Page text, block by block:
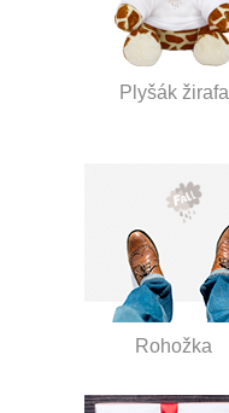
Plyšák žirafa
Rohožka